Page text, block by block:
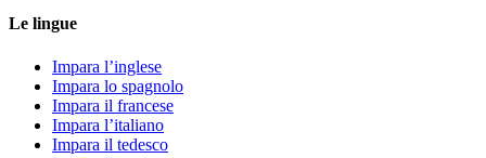
Le lingue
Impara l’inglese
Impara lo spagnolo
Impara il francese
Impara l’italiano
Impara il tedesco